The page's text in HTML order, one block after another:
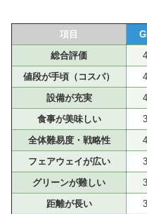
項目
総合評価
値段が手頃（コスパ）
設備が充実
食事が美味しい
全体難易度・戦略性
フェアウェイが広い
グリーンが難しい
距離が長い